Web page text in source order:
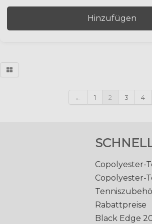
Hinzufügen
← 1 2 3 4
Copolyester-
Copolyester-
Rabattpreise
Black Edge